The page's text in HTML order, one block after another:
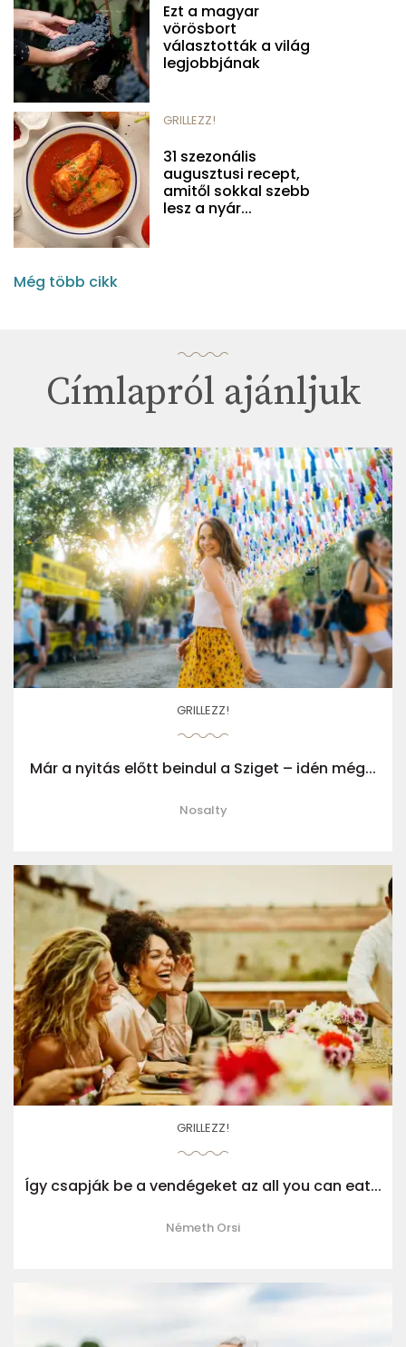
Ezt a magyar
vörösbort
választották a világ
legjobbjának
GRILLEZZ!
31 szezonális
augusztusi recept,
amitől sokkal szebb
lesz a nyár...
Még több cikk
Címlapról ajánljuk
GRILLEZZ!
Már a nyitás előtt beindul a Sziget – idén még...
Nosalty
GRILLEZZ!
Így csapják be a vendégeket az all you can eat...
Németh Orsi